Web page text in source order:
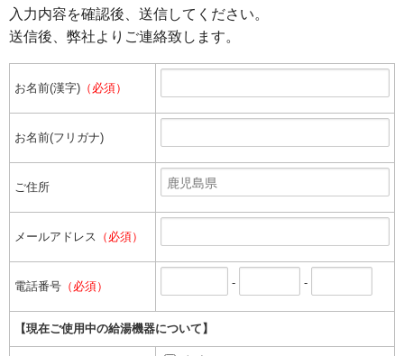
入力内容を確認後、送信してください。
送信後、弊社よりご連絡致します。
お名前(漢字) （必須）
お名前(フリガナ)
ご住所
メールアドレス （必須）
電話番号 （必須） - -
【現在ご使用中の給湯機器について】